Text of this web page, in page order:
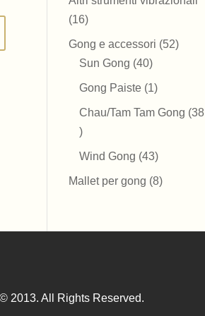
1616
Gong e accessori 5252
Sun Gong 4040
prodotti
Gong Paiste 11
prodotto
Chau/Tam Tam Gong 38
38
prodotti
Wind Gong 4343
prodotti
Mallet per gong 88
2013. All Rights Reserved.